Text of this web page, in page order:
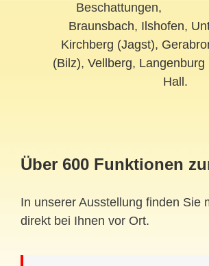
Beschattungen,
Braunsbach, Ilshofen,
Kirchberg (Jagst),
(Bilz), Vellberg, Langenburg
Hall .
Über 600 Funktionen
In unserer Ausstellung finden Sie
direkt bei Ihnen vor Ort.